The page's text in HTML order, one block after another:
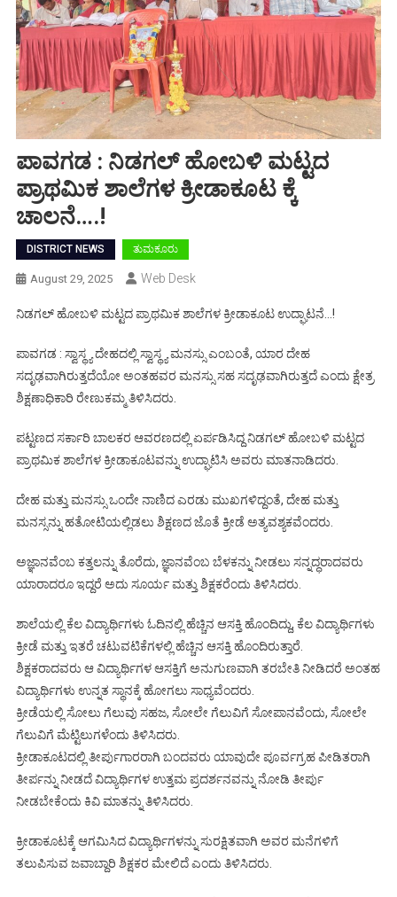
ಪಾವಗಡ : ನಿಡಗಲ್ ಹೋಬಳಿ ಮಟ್ಟದ
ಪ್ರಾಥಮಿಕ ಶಾಲೆಗಳ ಕ್ರೀಡಾಕೂಟ ಕ್ಕೆ
ಚಾಲನೆ….!
DISTRICT NEWS ತುಮಕೂರು
August 29, 2025 Web Desk
ನಿಡಗಲ್ ಹೋಬಳಿ ಮಟ್ಟದ ಪ್ರಾಥಮಿಕ ಶಾಲೆಗಳ ಕ್ರೀಡಾಕೂಟ ಉದ್ಘಾಟನೆ…!
ಪಾವಗಡ : ಸ್ವಾಸ್ಥ್ಯ ದೇಹದಲ್ಲಿ ಸ್ವಾಸ್ಥ್ಯ ಮನಸ್ಸು ಎಂಬಂತೆ, ಯಾರ ದೇಹ
ಸದೃಢವಾಗಿರುತ್ತದೆಯೋ ಅಂತಹವರ ಮನಸ್ಸು ಸಹ ಸದೃಢವಾಗಿರುತ್ತದೆ ಎಂದು ಕ್ಷೇತ್ರ
ಶಿಕ್ಷಣಾಧಿಕಾರಿ ರೇಣುಕಮ್ಮ ತಿಳಿಸಿದರು.
ಪಟ್ಟಣದ ಸರ್ಕಾರಿ ಬಾಲಕರ ಆವರಣದಲ್ಲಿ ಏರ್ಪಡಿಸಿದ್ದ ನಿಡಗಲ್ ಹೋಬಳಿ ಮಟ್ಟದ
ಪ್ರಾಥಮಿಕ ಶಾಲೆಗಳ ಕ್ರೀಡಾಕೂಟವನ್ನು ಉದ್ಘಾಟಿಸಿ ಅವರು ಮಾತನಾಡಿದರು.
ದೇಹ ಮತ್ತು ಮನಸ್ಸು ಒಂದೇ ನಾಣಿದ ಎರಡು ಮುಖಗಳಿದ್ದಂತೆ, ದೇಹ ಮತ್ತು
ಮನಸ್ಸನ್ನು ಹತೋಟಿಯಲ್ಲಿಡಲು ಶಿಕ್ಷಣದ ಜೊತೆ ಕ್ರೀಡೆ ಅತ್ಯವಶ್ಯಕವೆಂದರು.
ಅಜ್ಞಾನವೆಂಬ ಕತ್ತಲನ್ನು ತೊರೆದು, ಜ್ಞಾನವೆಂಬ ಬೆಳಕನ್ನು ನೀಡಲು ಸನ್ನದ್ಧರಾದವರು
ಯಾರಾದರೂ ಇದ್ದರೆ ಅದು ಸೂರ್ಯ ಮತ್ತು ಶಿಕ್ಷಕರೆಂದು ತಿಳಿಸಿದರು.
ಶಾಲೆಯಲ್ಲಿ ಕೆಲ ವಿದ್ಯಾರ್ಥಿಗಳು ಓದಿನಲ್ಲಿ ಹೆಚ್ಚಿನ ಆಸಕ್ತಿ ಹೊಂದಿದ್ದು, ಕೆಲ ವಿದ್ಯಾರ್ಥಿಗಳು
ಕ್ರೀಡೆ ಮತ್ತು ಇತರೆ ಚಟುವಟಿಕೆಗಳಲ್ಲಿ ಹೆಚ್ಚಿನ ಆಸಕ್ತಿ ಹೊಂದಿರುತ್ತಾರೆ.
ಶಿಕ್ಷಕರಾದವರು ಆ ವಿದ್ಯಾರ್ಥಿಗಳ ಆಸಕ್ತಿಗೆ ಅನುಗುಣವಾಗಿ ತರಬೇತಿ ನೀಡಿದರೆ ಅಂತಹ
ವಿದ್ಯಾರ್ಥಿಗಳು ಉನ್ನತ ಸ್ಥಾನಕ್ಕೆ ಹೋಗಲು ಸಾಧ್ಯವೆಂದರು.
ಕ್ರೀಡೆಯಲ್ಲಿ ಸೋಲು ಗೆಲುವು ಸಹಜ, ಸೋಲೇ ಗೆಲುವಿಗೆ ಸೋಪಾನವೆಂದು, ಸೋಲೇ
ಗೆಲುವಿಗೆ ಮೆಟ್ಟಿಲುಗಳೆಂದು ತಿಳಿಸಿದರು.
ಕ್ರೀಡಾಕೂಟದಲ್ಲಿ ತೀರ್ಪುಗಾರರಾಗಿ ಬಂದವರು ಯಾವುದೇ ಪೂರ್ವಗ್ರಹ ಪೀಡಿತರಾಗಿ
ತೀರ್ಪನ್ನು ನೀಡದೆ ವಿದ್ಯಾರ್ಥಿಗಳ ಉತ್ತಮ ಪ್ರದರ್ಶನವನ್ನು ನೋಡಿ ತೀರ್ಪು
ನೀಡಬೇಕೆಂದು ಕಿವಿ ಮಾತನ್ನು ತಿಳಿಸಿದರು.
ಕ್ರೀಡಾಕೂಟಕ್ಕೆ ಆಗಮಿಸಿದ ವಿದ್ಯಾರ್ಥಿಗಳನ್ನು ಸುರಕ್ಷಿತವಾಗಿ ಅವರ ಮನೆಗಳಿಗೆ
ತಲುಪಿಸುವ ಜವಾಬ್ದಾರಿ ಶಿಕ್ಷಕರ ಮೇಲಿದೆ ಎಂದು ತಿಳಿಸಿದರು.